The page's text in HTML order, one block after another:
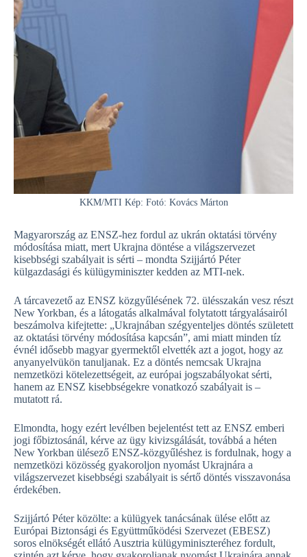
KKM/MTI Kép: Fotó: Kovács Márton
Magyarország az ENSZ-hez fordul az ukrán oktatási törvény
módosítása miatt, mert Ukrajna döntése a világszervezet
kisebbségi szabályait is sérti – mondta Szijjártó Péter
külgazdasági és külügyminiszter kedden az MTI-nek.
A tárcavezető az ENSZ közgyűlésének 72. ülésszakán vesz részt
New Yorkban, és a látogatás alkalmával folytatott tárgyalásairól
beszámolva kifejtette: „Ukrajnában szégyenteljes döntés született
az oktatási törvény módosítása kapcsán”, ami miatt minden tíz
évnél idősebb magyar gyermektől elvették azt a jogot, hogy az
anyanyelvükön tanuljanak. Ez a döntés nemcsak Ukrajna
nemzetközi kötelezettségeit, az európai jogszabályokat sérti,
hanem az ENSZ kisebbségekre vonatkozó szabályait is –
mutatott rá.
Elmondta, hogy ezért levélben bejelentést tett az ENSZ emberi
jogi főbiztosánál, kérve az ügy kivizsgálását, továbbá a héten
New Yorkban ülésező ENSZ-közgyűléshez is fordulnak, hogy a
nemzetközi közösség gyakoroljon nyomást Ukrajnára a
világszervezet kisebbségi szabályait is sértő döntés visszavonása
érdekében.
Szijjártó Péter közölte: a külügyek tanácsának ülése előtt az
Európai Biztonsági és Együttműködési Szervezet (EBESZ)
soros elnökségét ellátó Ausztria külügyminiszteréhez fordult,